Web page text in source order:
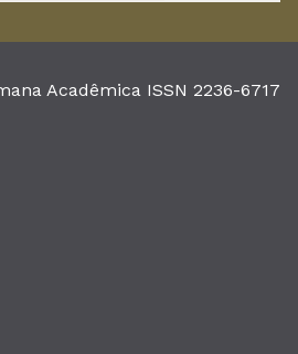
Acadêmica ISSN 2236-6717